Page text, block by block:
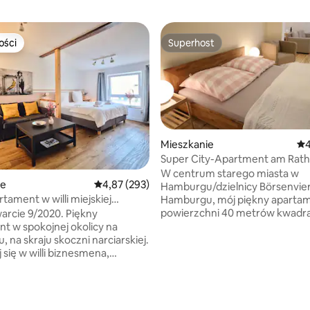
recenzji: 1212
Średnia ocena: 4,87 na 5, liczba recenzji: 293
4,87 (293)
w willi miejskiej
9/2020. Piękny
w spokojnej okolicy na
na skraju skoczni narciarskiej.
w willi biznesmena,
Superhost
Superhost
Mieszkanie
Super City-Apartment am
W centrum starego miasta w
Hamburgu/dzielnicy
Hamburgu, mój piękny
powierzchni 40 metrów